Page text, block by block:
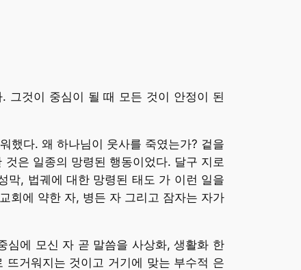
그것이 중심이 될 때 모든 것이 안정이 된
했다. 왜 하나님이 웃사를 죽였는가? 겉을
은 일종의 망령된 행동이었다. 달구 지로
막, 법궤에 대한 망령된 태도 가 이런 일을
회에 약한 자, 병든 자 그리고 잠자는 자가
심에 모신 자 곧 말씀을 사상화, 생활화 한
거워지는 것이고 거기에 맞는 부수적 은